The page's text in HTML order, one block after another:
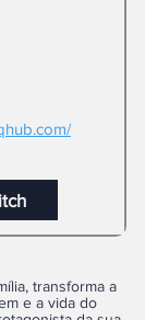
transforma a
e a vida do